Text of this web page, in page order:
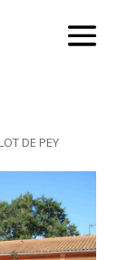
DE PEY